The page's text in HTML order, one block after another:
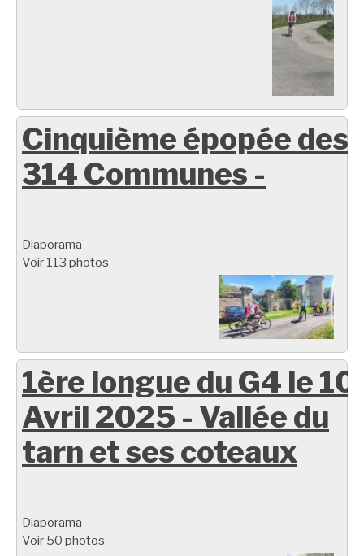
Cinquième épopée des
314 Communes -
Diaporama
Voir 113 photos
1ère longue du G4 le 10
Avril 2025 - Vallée du
tarn et ses coteaux
Diaporama
Voir 50 photos